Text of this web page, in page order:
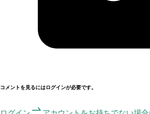
コメントを見るにはログインが必要です。